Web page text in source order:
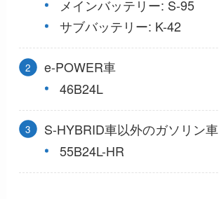
メインバッテリー: S-95
サブバッテリー: K-42
e-POWER車
46B24L
S-HYBRID車以外のガソリン車
55B24L-HR